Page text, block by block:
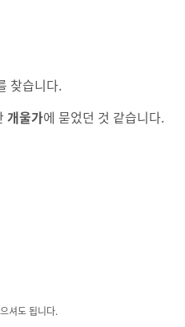
찾습니다.
개울가에 묻었던 것 같습니다.
셔도 됩니다.